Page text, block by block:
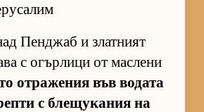
Пен­джаб и злат­ният
с огър­лици от мас­лени
от­ра­же­ния във во­дата
с бле­щу­ка­ния на